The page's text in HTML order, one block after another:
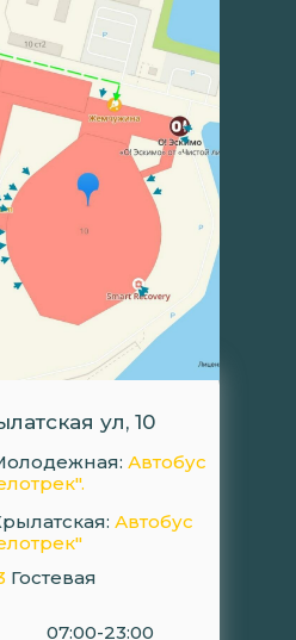
ул, 10
07:00-23:00
Автобус
Гостевая
Автобус